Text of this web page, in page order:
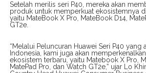
Setelah merilis seri P40, mereka akan
produk untuk memperkuat ekosistemnya
yaitu MateBook X Pro, MateBook D14,
GT2e.
“Melalui Peluncuran Huawei Seri P40 yang
Indonesia, kami juga akan
ekosistem terbaru, yaitu Matebook X Pro,
MatePad Pro, dan Watch GT2e,” ujar Lo